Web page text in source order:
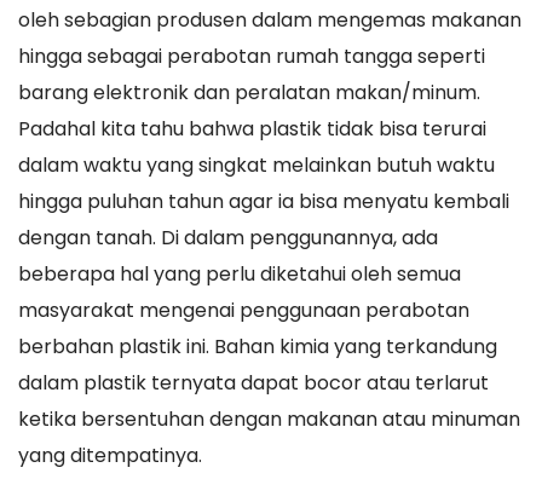
oleh sebagian produsen dalam mengemas makanan
hingga sebagai perabotan rumah tangga seperti
barang elektronik dan peralatan makan/minum.
Padahal kita tahu bahwa plastik tidak bisa terurai
dalam waktu yang singkat melainkan butuh waktu
hingga puluhan tahun agar ia bisa menyatu kembali
dengan tanah. Di dalam penggunannya, ada
beberapa hal yang perlu diketahui oleh semua
masyarakat mengenai penggunaan perabotan
berbahan plastik ini. Bahan kimia yang terkandung
dalam plastik ternyata dapat bocor atau terlarut
ketika bersentuhan dengan makanan atau minuman
yang ditempatinya.